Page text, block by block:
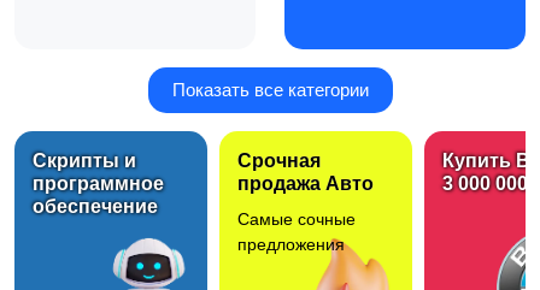
Игрушки и игры 2 Коляски
Кормление и питание Купание
Показать все категории
Скрипты и
программное
обеспечение
Срочная
продажа Авто
Самые сочные
предложения
Купить
3 000 000